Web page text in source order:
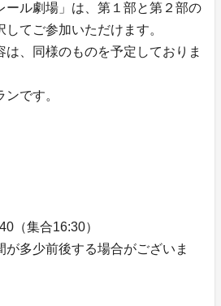
ール劇場」は、第１部と第２部の
てご参加いただけます。
は、同様のものを予定しておりま
です。
（集合16:30）
多少前後する場合がございま